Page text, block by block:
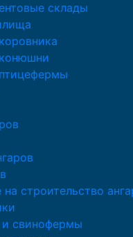
склады
строительство
и свинофермы